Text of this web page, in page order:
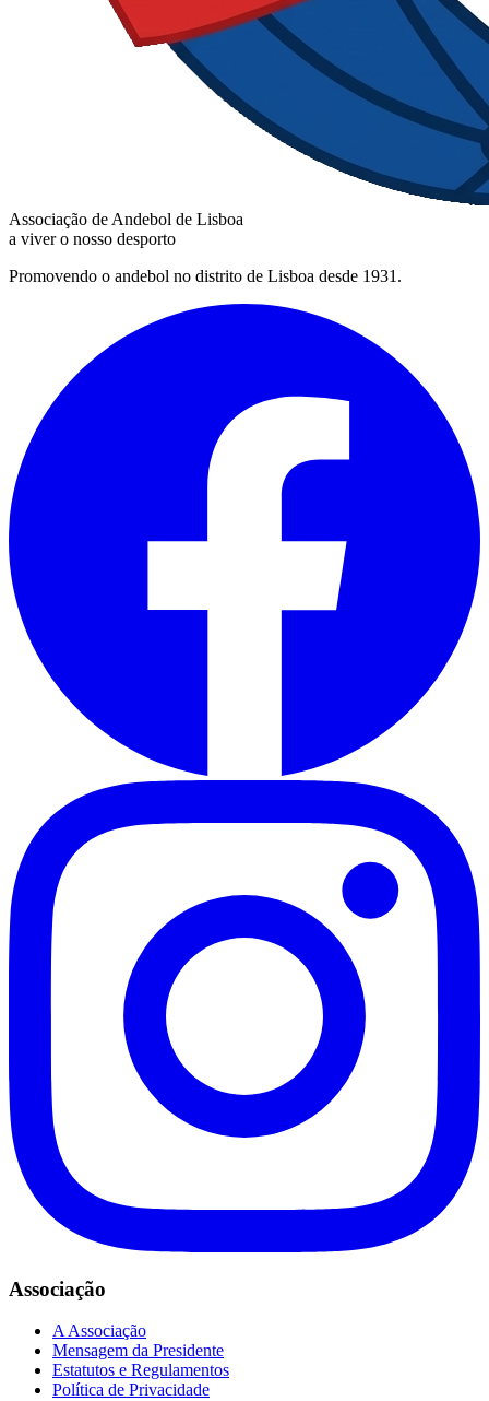
Associação de Andebol de Lisboa
a viver o nosso desporto
Promovendo o andebol no distrito de Lisboa desde 1931.
Associação
A Associação
Mensagem da Presidente
Estatutos e Regulamentos
Política de Privacidade